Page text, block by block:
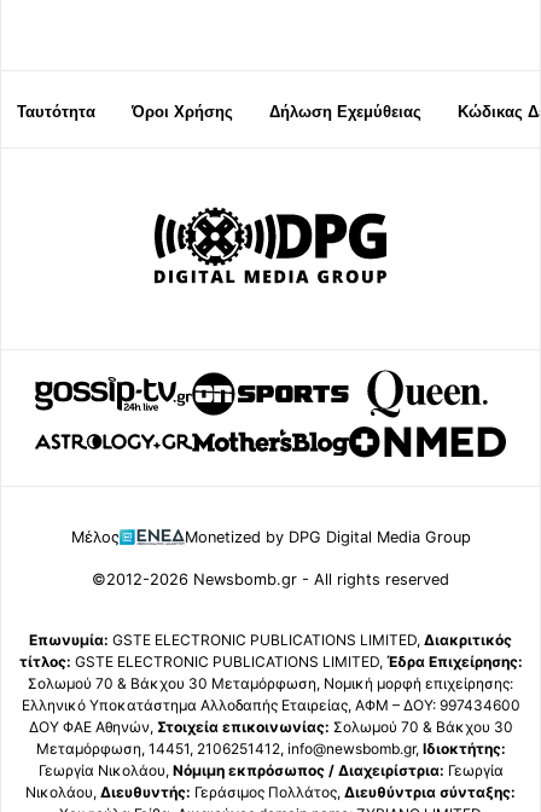
Ταυτότητα Όροι Χρήσης Δήλωση Εχεμύθειας Κώδικας
Μέλος Monetized by DPG Digital Media Group
©2012-2026 Newsbomb.gr - All rights reserved
Επωνυμία: GSTE ELECTRONIC PUBLICATIONS LIMITED, Διακριτικός
τίτλος: GSTE ELECTRONIC PUBLICATIONS LIMITED, Έδρα Επιχείρησης:
Σολωμού 70 & Βάκχου 30 Μεταμόρφωση, Νομική μορφή επιχείρησης:
Ελληνικό Υποκατάστημα Αλλοδαπής Εταιρείας, ΑΦΜ – ΔΟΥ: 997434600
ΔΟΥ ΦΑΕ Αθηνών, Στοιχεία επικοινωνίας: Σολωμού 70 & Βάκχου 30
Μεταμόρφωση, 14451, 2106251412, info@newsbomb.gr, Ιδιοκτήτης:
Γεωργία Νικολάου, Νόμιμη εκπρόσωπος / Διαχειρίστρια: Γεωργία
Νικολάου, Διευθυντής: Γεράσιμος Πολλάτος, Διευθύντρια σύνταξης: